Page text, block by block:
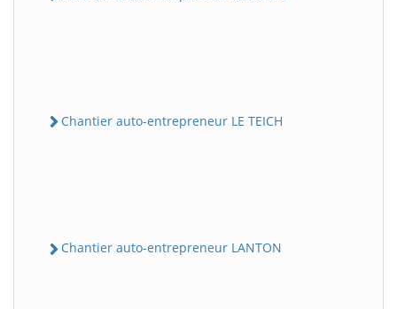
Chantier auto-entrepreneur LE TEICH
Chantier auto-entrepreneur LANTON